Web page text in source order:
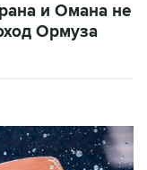
и Омана не
Ормуза